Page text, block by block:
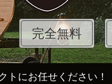
完全無料
トにお任せください！